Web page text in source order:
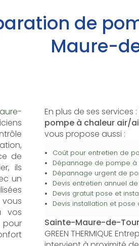
de
Maure-
de
ils
un
vous
vos
En plus de ses services :
pompe à chaleur air/air,
vous propose aussi :
Coût pour entretien de
Dépannage de pompe
Dépannage urgent de
Devis entretien annuel
Devis gratuit pose et
Devis installation et
Sainte-Maure-de-
GREEN THERMIQUE